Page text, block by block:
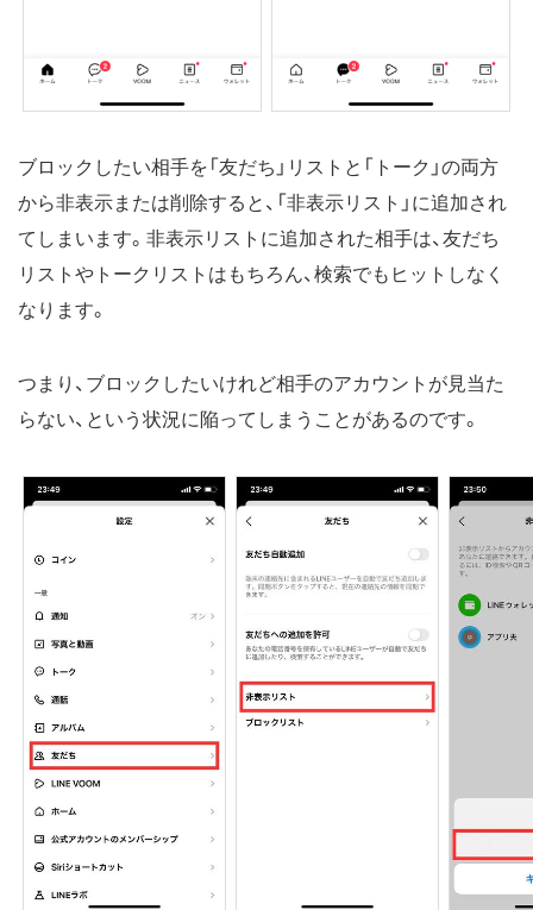
ブロックしたい相手を「友だち」リストと「トーク」の両方
から非表示または削除すると、「非表示リスト」に追加され
てしまいます。非表示リストに追加された相手は、友だち
リストやトークリストはもちろん、検索でもヒットしなく
なります。
つまり、ブロックしたいけれど相手のアカウントが見当た
らない、という状況に陥ってしまうことがあるのです。